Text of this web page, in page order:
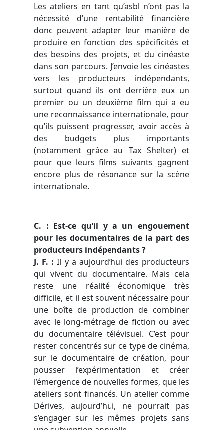
Les ateliers en tant qu’asbl n’ont pas la
nécessité d’une rentabilité financière
donc peuvent adapter leur manière de
produire en fonction des spécificités et
des besoins des projets, et du cinéaste
dans son parcours. J’envoie les cinéastes
vers les producteurs indépendants,
surtout quand ils ont derrière eux un
premier ou un deuxième film qui a eu
une reconnaissance internationale, pour
qu’ils puissent progresser, avoir accès à
des budgets plus importants
(notamment grâce au Tax Shelter) et
pour que leurs films suivants gagnent
encore plus de résonance sur la scène
internationale.
C. : Est-ce qu’il y a un engouement
pour les documentaires de la part des
producteurs indépendants ?
J. F. : Il y a aujourd’hui des producteurs
qui vivent du documentaire. Mais cela
reste une réalité économique très
difficile, et il est souvent nécessaire pour
une boîte de production de combiner
avec le long-métrage de fiction ou avec
du documentaire télévisuel. C’est pour
rester concentrés sur ce type de cinéma,
sur le documentaire de création, pour
pousser l’expérimentation et créer
l’émergence de nouvelles formes, que les
ateliers sont financés. Un atelier comme
Dérives, aujourd’hui, ne pourrait pas
s’engager sur les mêmes projets sans